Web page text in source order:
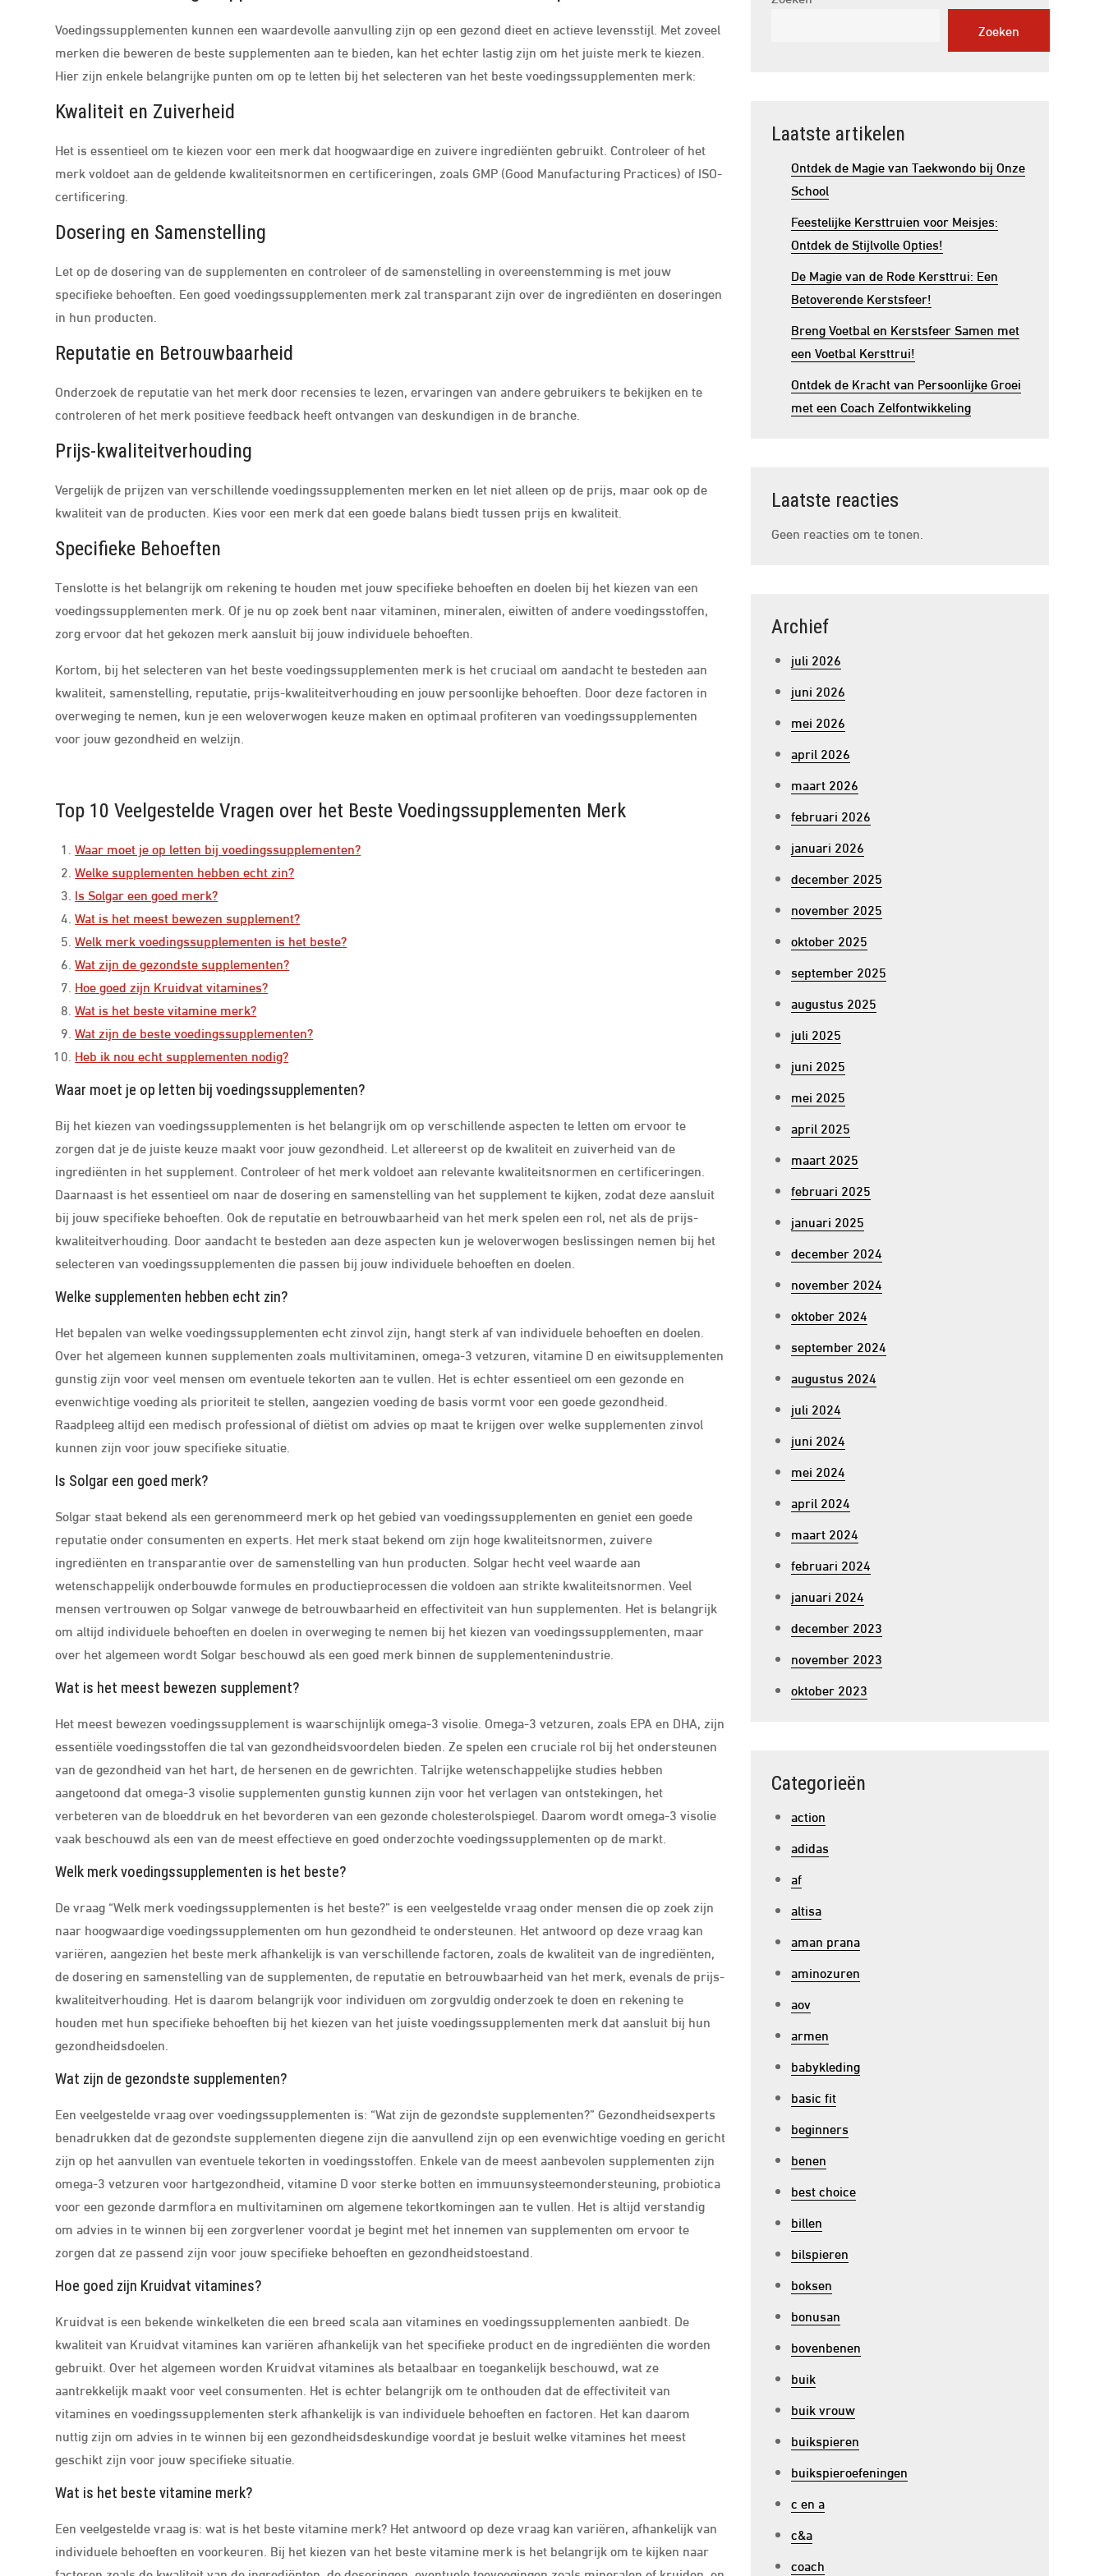
Voedingssupplementen kunnen een waardevolle aanvulling zijn op een gezond dieet en actieve levensstijl. Met zoveel
merken die beweren de beste supplementen aan te bieden, kan het echter lastig zijn om het juiste merk te kiezen.
Hier zijn enkele belangrijke punten om op te letten bij het selecteren van het beste voedingssupplementen merk:
Kwaliteit en Zuiverheid
Het is essentieel om te kiezen voor een merk dat hoogwaardige en zuivere ingrediënten gebruikt. Controleer of het
merk voldoet aan de geldende kwaliteitsnormen en certificeringen, zoals GMP (Good Manufacturing Practices) of ISO-
certificering.
Dosering en Samenstelling
Let op de dosering van de supplementen en controleer of de samenstelling in overeenstemming is met jouw
specifieke behoeften. Een goed voedingssupplementen merk zal transparant zijn over de ingrediënten en doseringen
in hun producten.
Reputatie en Betrouwbaarheid
Onderzoek de reputatie van het merk door recensies te lezen, ervaringen van andere gebruikers te bekijken en te
controleren of het merk positieve feedback heeft ontvangen van deskundigen in de branche.
Prijs-kwaliteitverhouding
Vergelijk de prijzen van verschillende voedingssupplementen merken en let niet alleen op de prijs, maar ook op de
kwaliteit van de producten. Kies voor een merk dat een goede balans biedt tussen prijs en kwaliteit.
Specifieke Behoeften
Tenslotte is het belangrijk om rekening te houden met jouw specifieke behoeften en doelen bij het kiezen van een
voedingssupplementen merk. Of je nu op zoek bent naar vitaminen, mineralen, eiwitten of andere voedingsstoffen,
zorg ervoor dat het gekozen merk aansluit bij jouw individuele behoeften.
Kortom, bij het selecteren van het beste voedingssupplementen merk is het cruciaal om aandacht te besteden aan
kwaliteit, samenstelling, reputatie, prijs-kwaliteitverhouding en jouw persoonlijke behoeften. Door deze factoren in
overweging te nemen, kun je een weloverwogen keuze maken en optimaal profiteren van voedingssupplementen
voor jouw gezondheid en welzijn.
Top 10 Veelgestelde Vragen over het Beste Voedingssupplementen Merk
Waar moet je op letten bij voedingssupplementen?
Welke supplementen hebben echt zin?
Is Solgar een goed merk?
Wat is het meest bewezen supplement?
Welk merk voedingssupplementen is het beste?
Wat zijn de gezondste supplementen?
Hoe goed zijn Kruidvat vitamines?
Wat is het beste vitamine merk?
Wat zijn de beste voedingssupplementen?
Heb ik nou echt supplementen nodig?
Waar moet je op letten bij voedingssupplementen?
Bij het kiezen van voedingssupplementen is het belangrijk om op verschillende aspecten te letten om ervoor te
zorgen dat je de juiste keuze maakt voor jouw gezondheid. Let allereerst op de kwaliteit en zuiverheid van de
ingrediënten in het supplement. Controleer of het merk voldoet aan relevante kwaliteitsnormen en certificeringen.
Daarnaast is het essentieel om naar de dosering en samenstelling van het supplement te kijken, zodat deze aansluit
bij jouw specifieke behoeften. Ook de reputatie en betrouwbaarheid van het merk spelen een rol, net als de prijs-
kwaliteitverhouding. Door aandacht te besteden aan deze aspecten kun je weloverwogen beslissingen nemen bij het
selecteren van voedingssupplementen die passen bij jouw individuele behoeften en doelen.
Welke supplementen hebben echt zin?
Het bepalen van welke voedingssupplementen echt zinvol zijn, hangt sterk af van individuele behoeften en doelen.
Over het algemeen kunnen supplementen zoals multivitaminen, omega-3 vetzuren, vitamine D en eiwitsupplementen
gunstig zijn voor veel mensen om eventuele tekorten aan te vullen. Het is echter essentieel om een gezonde en
evenwichtige voeding als prioriteit te stellen, aangezien voeding de basis vormt voor een goede gezondheid.
Raadpleeg altijd een medisch professional of diëtist om advies op maat te krijgen over welke supplementen zinvol
kunnen zijn voor jouw specifieke situatie.
Is Solgar een goed merk?
Solgar staat bekend als een gerenommeerd merk op het gebied van voedingssupplementen en geniet een goede
reputatie onder consumenten en experts. Het merk staat bekend om zijn hoge kwaliteitsnormen, zuivere
ingrediënten en transparantie over de samenstelling van hun producten. Solgar hecht veel waarde aan
wetenschappelijk onderbouwde formules en productieprocessen die voldoen aan strikte kwaliteitsnormen. Veel
mensen vertrouwen op Solgar vanwege de betrouwbaarheid en effectiviteit van hun supplementen. Het is belangrijk
om altijd individuele behoeften en doelen in overweging te nemen bij het kiezen van voedingssupplementen, maar
over het algemeen wordt Solgar beschouwd als een goed merk binnen de supplementenindustrie.
Wat is het meest bewezen supplement?
Het meest bewezen voedingssupplement is waarschijnlijk omega-3 visolie. Omega-3 vetzuren, zoals EPA en DHA, zijn
essentiële voedingsstoffen die tal van gezondheidsvoordelen bieden. Ze spelen een cruciale rol bij het ondersteunen
van de gezondheid van het hart, de hersenen en de gewrichten. Talrijke wetenschappelijke studies hebben
aangetoond dat omega-3 visolie supplementen gunstig kunnen zijn voor het verlagen van ontstekingen, het
verbeteren van de bloeddruk en het bevorderen van een gezonde cholesterolspiegel. Daarom wordt omega-3 visolie
vaak beschouwd als een van de meest effectieve en goed onderzochte voedingssupplementen op de markt.
Welk merk voedingssupplementen is het beste?
De vraag “Welk merk voedingssupplementen is het beste?” is een veelgestelde vraag onder mensen die op zoek zijn
naar hoogwaardige voedingssupplementen om hun gezondheid te ondersteunen. Het antwoord op deze vraag kan
variëren, aangezien het beste merk afhankelijk is van verschillende factoren, zoals de kwaliteit van de ingrediënten,
de dosering en samenstelling van de supplementen, de reputatie en betrouwbaarheid van het merk, evenals de prijs-
kwaliteitverhouding. Het is daarom belangrijk voor individuen om zorgvuldig onderzoek te doen en rekening te
houden met hun specifieke behoeften bij het kiezen van het juiste voedingssupplementen merk dat aansluit bij hun
gezondheidsdoelen.
Wat zijn de gezondste supplementen?
Een veelgestelde vraag over voedingssupplementen is: “Wat zijn de gezondste supplementen?” Gezondheidsexperts
benadrukken dat de gezondste supplementen diegene zijn die aanvullend zijn op een evenwichtige voeding en gericht
zijn op het aanvullen van eventuele tekorten in voedingsstoffen. Enkele van de meest aanbevolen supplementen zijn
omega-3 vetzuren voor hartgezondheid, vitamine D voor sterke botten en immuunsysteemondersteuning, probiotica
voor een gezonde darmflora en multivitaminen om algemene tekortkomingen aan te vullen. Het is altijd verstandig
om advies in te winnen bij een zorgverlener voordat je begint met het innemen van supplementen om ervoor te
zorgen dat ze passend zijn voor jouw specifieke behoeften en gezondheidstoestand.
Hoe goed zijn Kruidvat vitamines?
Kruidvat is een bekende winkelketen die een breed scala aan vitamines en voedingssupplementen aanbiedt. De
kwaliteit van Kruidvat vitamines kan variëren afhankelijk van het specifieke product en de ingrediënten die worden
gebruikt. Over het algemeen worden Kruidvat vitamines als betaalbaar en toegankelijk beschouwd, wat ze
aantrekkelijk maakt voor veel consumenten. Het is echter belangrijk om te onthouden dat de effectiviteit van
vitamines en voedingssupplementen sterk afhankelijk is van individuele behoeften en factoren. Het kan daarom
nuttig zijn om advies in te winnen bij een gezondheidsdeskundige voordat je besluit welke vitamines het meest
geschikt zijn voor jouw specifieke situatie.
Wat is het beste vitamine merk?
Een veelgestelde vraag is: wat is het beste vitamine merk? Het antwoord op deze vraag kan variëren, afhankelijk van
individuele behoeften en voorkeuren. Bij het kiezen van het beste vitamine merk is het belangrijk om te kijken naar
Zoeken
Laatste artikelen
Ontdek de Magie van Taekwondo bij Onze
School
Feestelijke Kersttruien voor Meisjes:
Ontdek de Stijlvolle Opties!
De Magie van de Rode Kersttrui: Een
Betoverende Kerstsfeer!
Breng Voetbal en Kerstsfeer Samen met
een Voetbal Kersttrui!
Ontdek de Kracht van Persoonlijke Groei
met een Coach Zelfontwikkeling
Laatste reacties
Geen reacties om te tonen.
Archief
juli 2026
juni 2026
mei 2026
april 2026
maart 2026
februari 2026
januari 2026
december 2025
november 2025
oktober 2025
september 2025
augustus 2025
juli 2025
juni 2025
mei 2025
april 2025
maart 2025
februari 2025
januari 2025
december 2024
november 2024
oktober 2024
september 2024
augustus 2024
juli 2024
juni 2024
mei 2024
april 2024
maart 2024
februari 2024
januari 2024
december 2023
november 2023
oktober 2023
Categorieën
action
adidas
af
altisa
aman prana
aminozuren
aov
armen
babykleding
basic fit
beginners
benen
best choice
billen
bilspieren
boksen
bonusan
bovenbenen
buik
buik vrouw
buikspieren
buikspieroefeningen
c en a
c&a
coach